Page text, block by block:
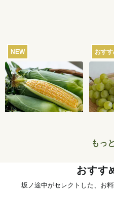
NEW
【産地直送】北軽井
沢のとうもろこし 12
本
送料込 4,250円
おす
【産地
ふく
い濃
もっ
おすす
坂ノ途中がセレクトした、お